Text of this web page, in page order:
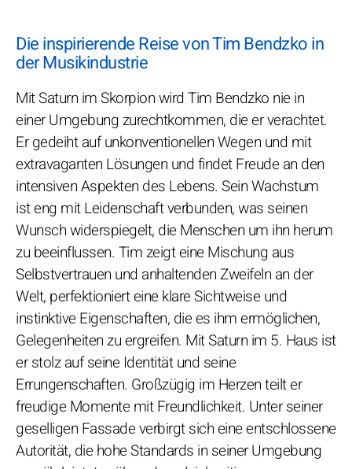
Die inspirierende Reise von Tim Bendzko in
der Musikindustrie
Mit Saturn im Skorpion wird Tim Bendzko nie in
einer Umgebung zurechtkommen, die er verachtet.
Er gedeiht auf unkonventionellen Wegen und mit
extravaganten Lösungen und findet Freude an den
intensiven Aspekten des Lebens. Sein Wachstum
ist eng mit Leidenschaft verbunden, was seinen
Wunsch widerspiegelt, die Menschen um ihn herum
zu beeinflussen. Tim zeigt eine Mischung aus
Selbstvertrauen und anhaltenden Zweifeln an der
Welt, perfektioniert eine klare Sichtweise und
instinktive Eigenschaften, die es ihm ermöglichen,
Gelegenheiten zu ergreifen. Mit Saturn im 5. Haus ist
er stolz auf seine Identität und seine
Errungenschaften. Großzügig im Herzen teilt er
freudige Momente mit Freundlichkeit. Unter seiner
geselligen Fassade verbirgt sich eine entschlossene
Autorität, die hohe Standards in seiner Umgebung